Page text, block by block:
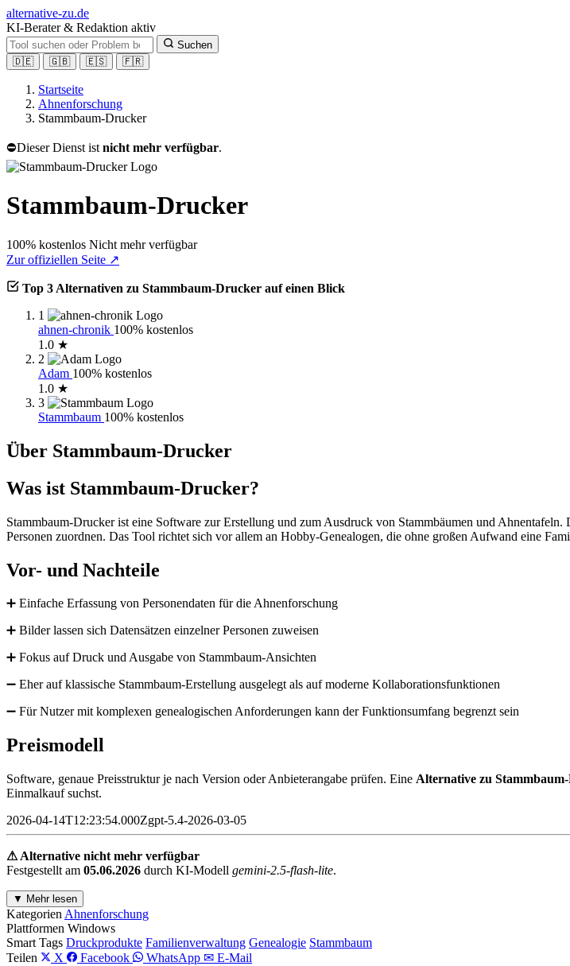
alternative-zu.de
KI-Berater & Redaktion aktiv
Suchen
🇩🇪
🇬🇧 🇪🇸 🇫🇷
Startseite
Ahnenforschung
Stammbaum-Drucker
⛔Dieser Dienst ist nicht mehr verfügbar.
Stammbaum-Drucker
100% kostenlos Nicht mehr verfügbar
Zur offiziellen Seite ↗
Top 3 Alternativen zu Stammbaum-Drucker auf einen Blick
1
ahnen-chronik 100% kostenlos
1.0 ★
2
Adam 100% kostenlos
1.0 ★
3
Stammbaum 100% kostenlos
Über Stammbaum-Drucker
Was ist Stammbaum-Drucker?
Stammbaum-Drucker ist eine Software zur Erstellung und zum Ausdruck von Stammbäumen und
Personen zuordnen. Das Tool richtet sich vor allem an Hobby-Genealogen, die ohne großen Aufwand eine
Vor- und Nachteile
➕ Einfache Erfassung von Personendaten für die Ahnenforschung
➕ Bilder lassen sich Datensätzen einzelner Personen zuweisen
➕ Fokus auf Druck und Ausgabe von Stammbaum-Ansichten
➖ Eher auf klassische Stammbaum-Erstellung ausgelegt als auf moderne Kollaborationsfunktionen
➖ Für Nutzer mit komplexen genealogischen Anforderungen kann der Funktionsumfang begrenzt sein
Preismodell
Software, genaue Preisstruktur je nach Version oder Anbieterangabe prüfen. Eine Alternative zu
Einmalkauf suchst.
2026-04-14T12:23:54.000Zgpt-5.4-2026-03-05
⚠ Alternative nicht mehr verfügbar
Festgestellt am 05.06.2026 durch KI-Modell gemini-2.5-flash-lite.
▼ Mehr lesen
Kategorien Ahnenforschung
Plattformen Windows
Smart Tags Druckprodukte Familienverwaltung Genealogie Stammbaum
Teilen
X Facebook WhatsApp ✉ E-Mail